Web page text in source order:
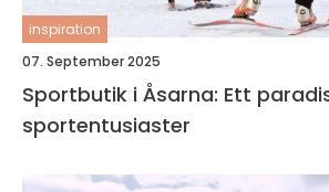
inspiration
07. September 2025
Sportbutik i Åsarna: Ett
sportentusiaster